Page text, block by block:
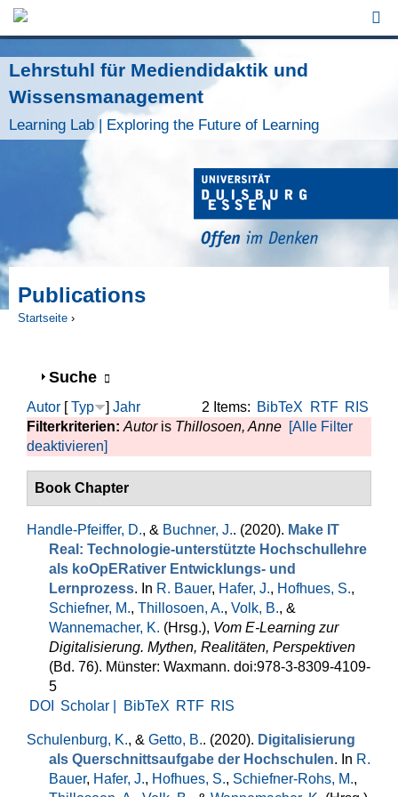
Jump to Navigation
Lehrstuhl für Mediendidaktik und
Wissensmanagement
Learning Lab | Exploring the Future of Learning
Publications
Startseite ›
Anzeigen
Suche
2 Items: BibTeX RTF RIS
Autor [Typ ] Jahr
Filterkriterien: Autoris Thillosoen, Anne [Alle Filter
deaktivieren]
Book Chapter
Handle-Pfeiffer, D., & Buchner, J.. (2020). Make IT
Real: Technologie-unterstützte Hochschullehre
als koOpERativer Entwicklungs- und
Lernprozess. In R. Bauer, Hafer, J., Hofhues, S.,
Schiefner, M., Thillosoen, A., Volk, B., &
Wannemacher, K. (Hrsg.), Vom E-Learning zur
Digitalisierung. Mythen, Realitäten, Perspektiven
(Bd. 76). Münster: Waxmann. doi:978-3-8309-4109-
5
DOI
Scholar | BibTeX RTF RIS
Schulenburg, K., & Getto, B.. (2020). Digitalisierung
als Querschnittsaufgabe der Hochschulen. In R.
Bauer, Hafer, J., Hofhues, S., Schiefner-Rohs, M.,